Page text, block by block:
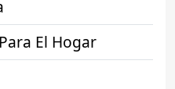
El Hogar